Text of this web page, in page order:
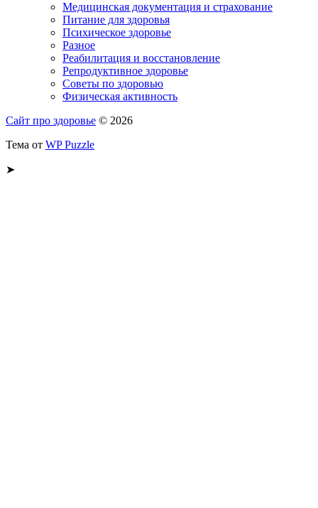
Медицинская документация и страхование
Питание для здоровья
Психическое здоровье
Разное
Реабилитация и восстановление
Репродуктивное здоровье
Советы по здоровью
Физическая активность
Сайт про здоровье © 2026
Тема от WP Puzzle
➤